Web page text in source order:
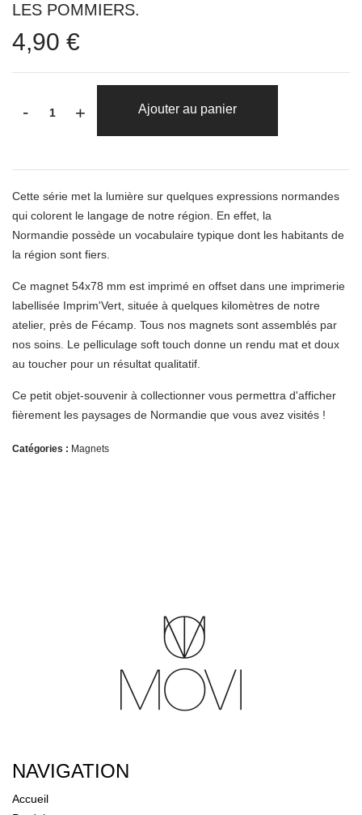
LES POMMIERS.
4,90 €
- + Ajouter au panier
Cette série met la lumière sur quelques expressions normandes
qui colorent le langage de notre région. En effet, la
Normandie possède un vocabulaire typique dont les habitants de
la région sont fiers.
Ce magnet 54x78 mm est imprimé en offset dans une imprimerie
labellisée Imprim'Vert, située à quelques kilomètres de notre
atelier, près de Fécamp. Tous nos magnets sont assemblés par
nos soins. Le pelliculage soft touch donne un rendu mat et doux
au toucher pour un résultat qualitatif.
Ce petit objet-souvenir à collectionner vous permettra d'afficher
fièrement les paysages de Normandie que vous avez visités !
Catégories : Magnets
NAVIGATION
Accueil